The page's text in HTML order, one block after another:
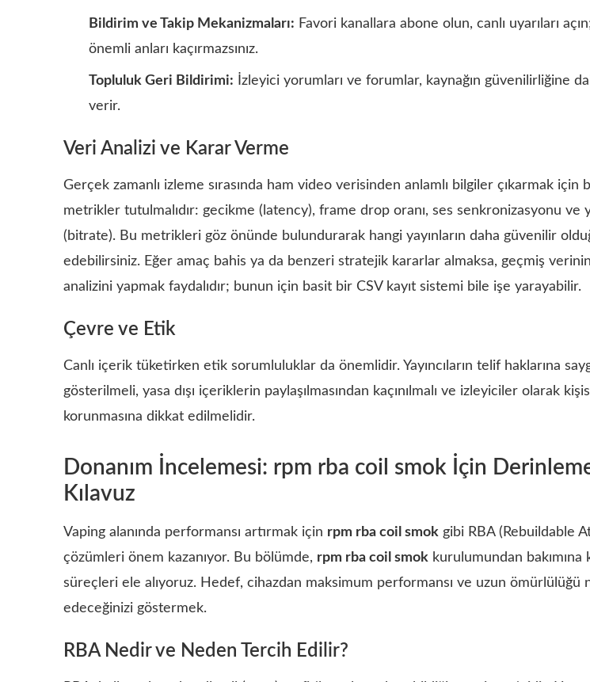
Bildirim ve Takip Mekanizmaları: Favori kanallara abone olun, canlı uyarıları
önemli anları kaçırmazsınız.
Topluluk Geri Bildirimi: İzleyici yorumları ve forumlar, kaynağın güvenilirliğine
verir.
Veri Analizi ve Karar Verme
Gerçek zamanlı izleme sırasında ham video verisinden anlamlı bilgiler çıkarmak için
metrikler tutulmalıdır: gecikme (latency), frame drop oranı, ses senkronizasyonu ve
(bitrate). Bu metrikleri göz önünde bulundurarak hangi yayınların daha güvenilir
edebilirsiniz. Eğer amaç bahis ya da benzeri stratejik kararlar almaksa, geçmiş
analizini yapmak faydalıdır; bunun için basit bir CSV kayıt sistemi bile işe yarayabilir.
Çevre ve Etik
Canlı içerik tüketirken etik sorumluluklar da önemlidir. Yayıncıların telif haklarına
gösterilmeli, yasa dışı içeriklerin paylaşılmasından kaçınılmalı ve izleyiciler olarak
korunmasına dikkat edilmelidir.
Donanım İncelemesi: rpm rba coil smok İçin
Kılavuz
Vaping alanında performansı artırmak için rpm rba coil smok gibi RBA (Rebuildable
çözümleri önem kazanıyor. Bu bölümde, rpm rba coil smok kurulumundan bakımına
süreçleri ele alıyoruz. Hedef, cihazdan maksimum performansı ve uzun ömürlülüğü
edeceğinizi göstermek.
RBA Nedir ve Neden Tercih Edilir?